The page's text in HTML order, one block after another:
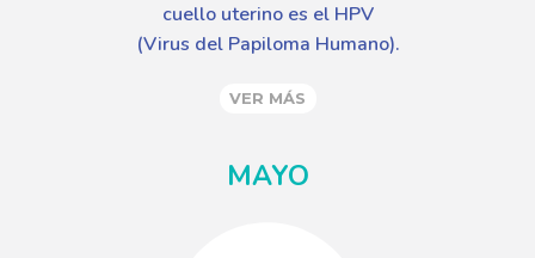
cuello uterino es el HPV
(Virus del Papiloma Humano).
VER MÁS
MAYO